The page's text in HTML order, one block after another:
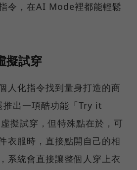
令，在AI Mode裡都能輕鬆
擬試穿
人化指令找到量身打造的商
出一項酷功能「Try it
擬試穿，但特殊點在於，可
衣服時，直接點開自己的相
系統會直接讓整個人穿上衣